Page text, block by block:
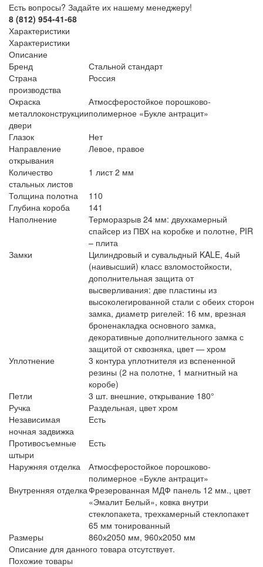
Есть вопросы? Задайте их нашему менеджеру!
8 (812) 954-41-68
Характеристики
Характеристики
Описание
Бренд
Стальной стандарт
Страна
производства
Россия
Окраска
металлоконструкции
двери
Атмосферостойкое порошково-
полимерное «Букле антрацит»
Глазок
Нет
Направление
открывания
Левое, правое
Количество
стальных листов
1 лист 2 мм
Толщина полотна
110
Глубина короба
141
Наполнение
Терморазрыв 24 мм: двухкамерный
спайсер из ПВХ на коробке и полотне, PIR
– плита
Замки
Цилиндровый и сувальдный KALE, 4ый
(наивысший) класс взломостойкости,
дополнительная защита от
высверливания: две пластины из
высоколегированной стали с обеих сторон
замка, диаметр ригелей: 16 мм, врезная
броненакладка основного замка,
декоративные дополнительного замка с
защитой от сквозняка, цвет — хром
Уплотнение
3 контура уплотнителя из вспененной
резины (2 на полотне, 1 магнитный на
коробе)
Петли
3 шт. внешние, открывание 180°
Ручка
Раздельная, цвет хром
Независимая
ночная задвижка
Есть
Противосъемные
штыри
Есть
Наружняя отделка
Атмосферостойкое порошково-
полимерное «Букле антрацит»
Внутренняя отделкаФрезерованная МДФ панель 12 мм., цвет
«Эмалит Белый», ковка внутри
стеклопакета, трехкамерный стеклопакет
65 мм тонированный
Размеры
860х2050 мм, 960х2050 мм
Описание для данного товара отсутствует.
Похожие товары